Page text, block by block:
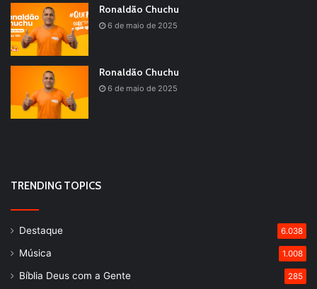
Ronaldão Chuchu
6 de maio de 2025
Ronaldão Chuchu
6 de maio de 2025
TRENDING TOPICS
Destaque 6.038
Música 1.008
Bíblia Deus com a Gente 285